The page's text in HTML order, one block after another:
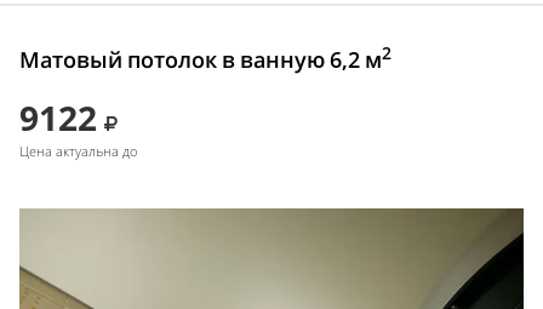
Матовый потолок в ванную 6,2 м2
9122
Цена актуальна до